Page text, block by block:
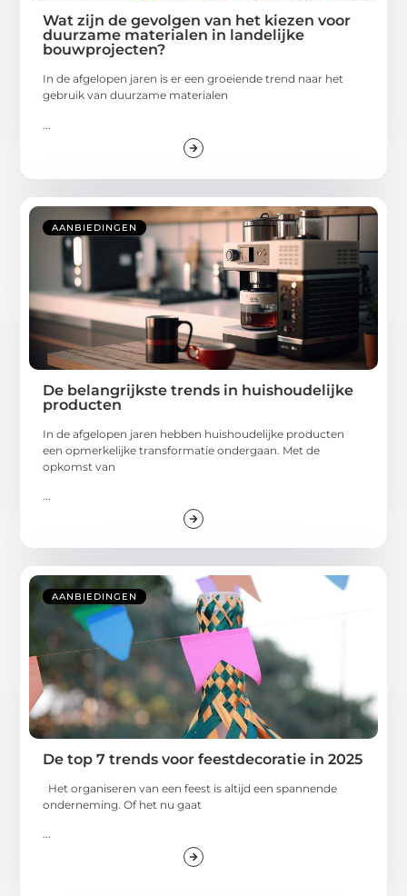
Wat zijn de gevolgen van het kiezen voor
duurzame materialen in landelijke
bouwprojecten?
In de afgelopen jaren is er een groeiende trend naar het
gebruik van duurzame materialen
AANBIEDINGEN
De belangrijkste trends in huishoudelijke
producten
In de afgelopen jaren hebben huishoudelijke producten
een opmerkelijke transformatie ondergaan. Met de
opkomst van
...
AANBIEDINGEN
De top 7 trends voor feestdecoratie in 2025
Het organiseren van een feest is altijd een spannende
onderneming. Of het nu gaat
...